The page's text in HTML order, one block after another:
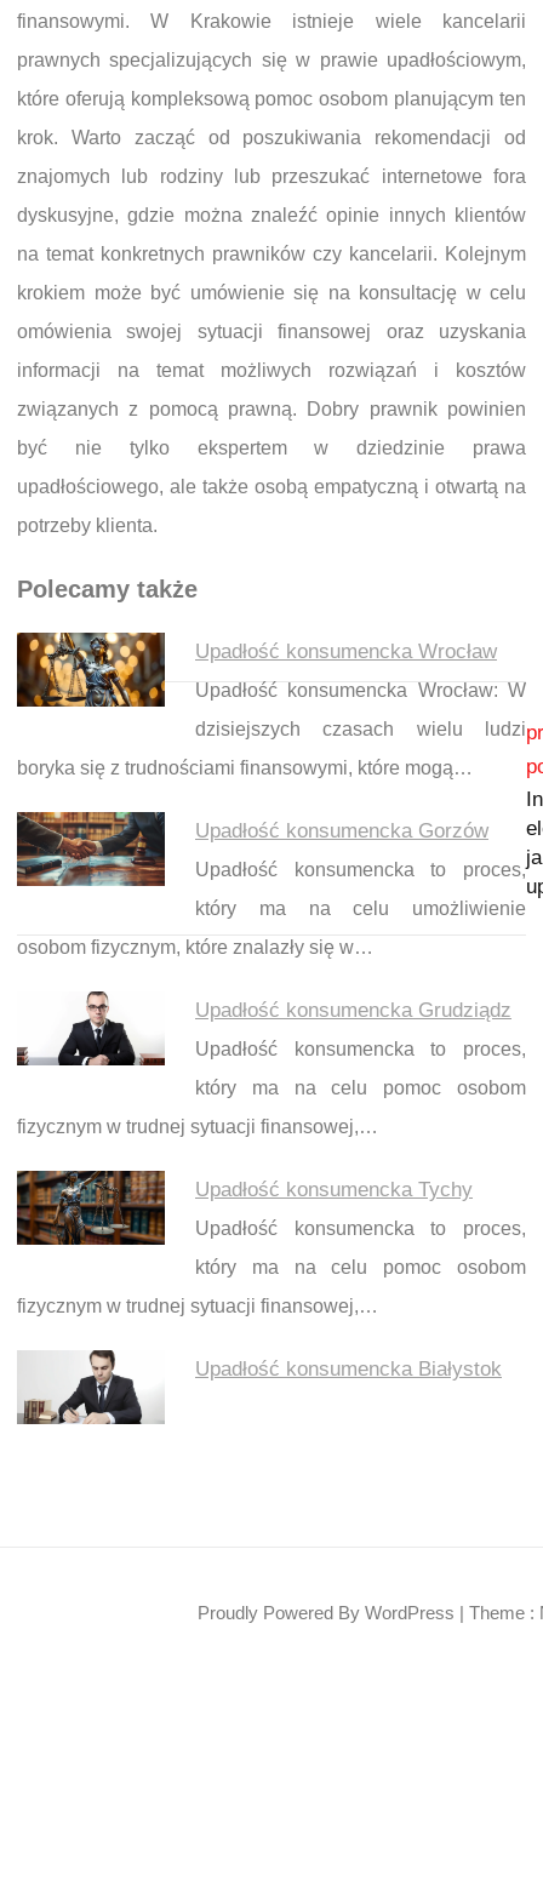
finansowymi. W Krakowie istnieje wiele kancelarii
prawnych specjalizujących się w prawie upadłościowym,
które oferują kompleksową pomoc osobom planującym ten
krok. Warto zacząć od poszukiwania rekomendacji od
znajomych lub rodziny lub przeszukać internetowe fora
dyskusyjne, gdzie można znaleźć opinie innych klientów
na temat konkretnych prawników czy kancelarii. Kolejnym
krokiem może być umówienie się na konsultację w celu
omówienia swojej sytuacji finansowej oraz uzyskania
informacji na temat możliwych rozwiązań i kosztów
związanych z pomocą prawną. Dobry prawnik powinien
być nie tylko ekspertem w dziedzinie prawa
upadłościowego, ale także osobą empatyczną i otwartą na
potrzeby klienta.
Polecamy także
Upadłość konsumencka Wrocław
Upadłość konsumencka Wrocław: W
dzisiejszych czasach wielu ludzi
boryka się z trudnościami finansowymi, które mogą…
Upadłość konsumencka Gorzów
Upadłość konsumencka to proces,
który ma na celu umożliwienie
osobom fizycznym, które znalazły się w…
Upadłość konsumencka Grudziądz
Upadłość konsumencka to proces,
który ma na celu pomoc osobom
fizycznym w trudnej sytuacji finansowej,…
Upadłość konsumencka Tychy
Upadłość konsumencka to proces,
który ma na celu pomoc osobom
fizycznym w trudnej sytuacji finansowej,…
Upadłość konsumencka Białystok
Nawigacja wpisu
Proudly Powered By WordPress | Theme :